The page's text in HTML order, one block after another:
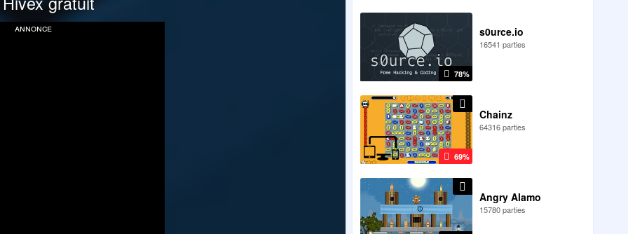
annonce
78%
s0urce.io
16541 parties
69%
Chainz
64316 parties
Angry Alamo
15780 parties